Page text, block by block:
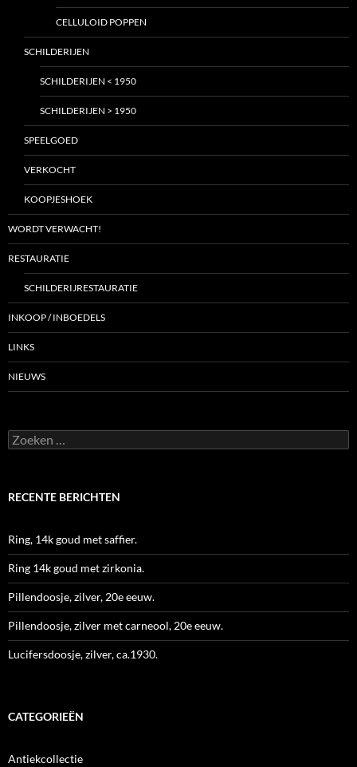
CELLULOID POPPEN
SCHILDERIJEN
SCHILDERIJEN < 1950
SCHILDERIJEN > 1950
SPEELGOED
VERKOCHT
KOOPJESHOEK
WORDT VERWACHT!
RESTAURATIE
SCHILDERIJRESTAURATIE
INKOOP / INBOEDELS
LINKS
NIEUWS
Zoeken
naar:
RECENTE BERICHTEN
Ring, 14k goud met saffier.
Ring 14k goud met zirkonia.
Pillendoosje, zilver, 20e eeuw.
Pillendoosje, zilver met carneool, 20e eeuw.
Lucifersdoosje, zilver, ca.1930.
CATEGORIEËN
Antiekcollectie